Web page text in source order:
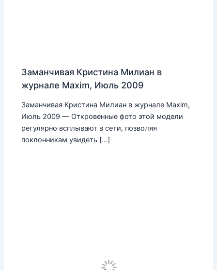
Заманчивая Кристина Милиан в
журнале Maxim, Июль 2009
Заманчивая Кристина Милиан в журнале Maxim,
Июль 2009 — Откровенные фото этой модели
регулярно всплывают в сети, позволяя
поклонникам увидеть […]